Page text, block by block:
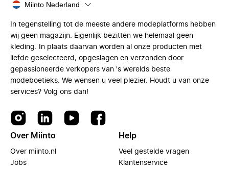
Miinto Nederland
In tegenstelling tot de meeste andere modeplatforms hebben
wij geen magazijn. Eigenlijk bezitten we helemaal geen
kleding. In plaats daarvan worden al onze producten met
liefde geselecteerd, opgeslagen en verzonden door
gepassioneerde verkopers van 's werelds beste
modeboetieks. We wensen u veel plezier. Houdt u van onze
services? Volg ons dan!
Over Miinto
Over miinto.nl
Jobs
Help
Veel gestelde vragen
Klantenservice